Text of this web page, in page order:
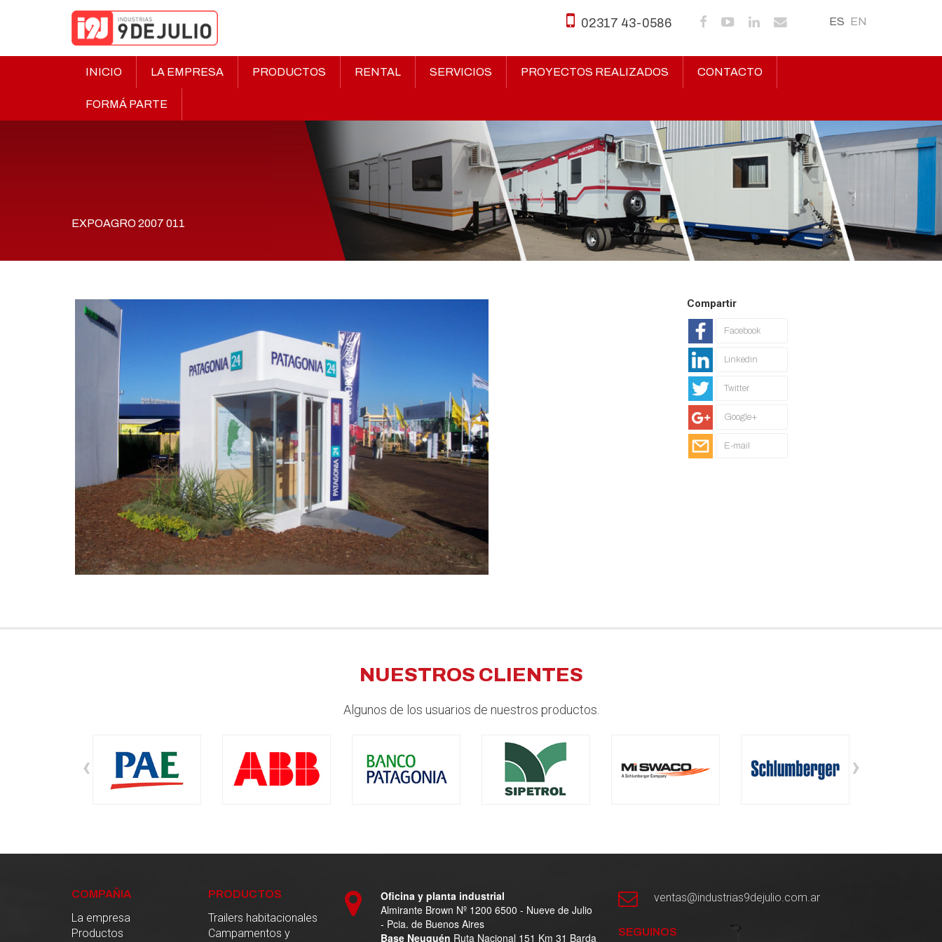
ES EN
02317 43-0586
INICIO LA EMPRESA PRODUCTOS RENTAL SERVICIOS PROYECTOS REALIZADOS CONTACTO
FORMÁ PARTE
EXPOAGRO 2007 011
Compartir
Facebook
Linkedin
Twitter
Google+
E-mail
NUESTROS CLIENTES
Algunos de los usuarios de nuestros productos.
‹ ›
COMPAÑIA
La empresa
Productos
PRODUCTOS
Trailers habitacionales
Campamentos y
Oficina y planta industrial
Almirante Brown Nº 1200 6500 - Nueve de Julio
- Pcia. de Buenos Aires
Base Neuquén Ruta Nacional 151 Km 31 Barda
ventas@industrias9dejulio.com.ar
SEGUINOS